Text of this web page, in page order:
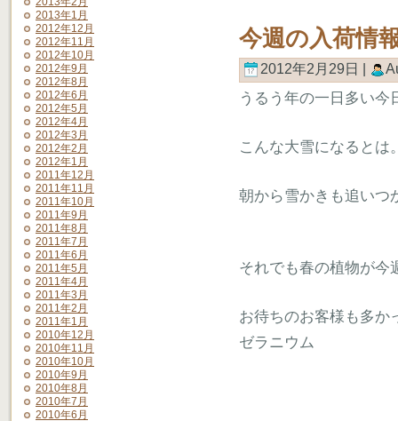
2013年1月
2012年12月
2012年11月
2012年10月
2012年9月
2012年8月
2012年6月
2012年5月
2012年4月
2012年3月
2012年2月
2012年1月
2011年12月
2011年11月
2011年10月
2011年9月
2011年8月
2011年7月
2011年6月
2011年5月
2011年4月
2011年3月
2011年2月
2011年1月
2010年12月
2010年11月
2010年10月
2010年9月
2010年8月
2010年7月
2010年6月
今週の入荷情
2012年2月29日 |
うるう年の一日多い今
こんな大雪になるとは
朝から雪かきも追いつ
それでも春の植物が今
お待ちのお客様も多か
ゼラニウム